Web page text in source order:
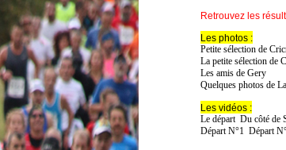
Retrouvez les
Les photos :
Petite sélection de
La petite sélection de
Les amis de Gery
Quelques photos de
Les vidéos :
Le départ Du côté de
Départ N°1 Départ